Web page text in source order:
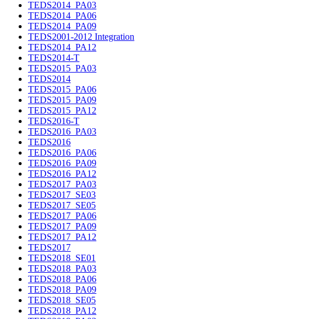
TEDS2014_PA03
TEDS2014_PA06
TEDS2014_PA09
TEDS2001-2012 Integration
TEDS2014_PA12
TEDS2014-T
TEDS2015_PA03
TEDS2014
TEDS2015_PA06
TEDS2015_PA09
TEDS2015_PA12
TEDS2016-T
TEDS2016_PA03
TEDS2016
TEDS2016_PA06
TEDS2016_PA09
TEDS2016_PA12
TEDS2017_PA03
TEDS2017_SE03
TEDS2017_SE05
TEDS2017_PA06
TEDS2017_PA09
TEDS2017_PA12
TEDS2017
TEDS2018_SE01
TEDS2018_PA03
TEDS2018_PA06
TEDS2018_PA09
TEDS2018_SE05
TEDS2018_PA12